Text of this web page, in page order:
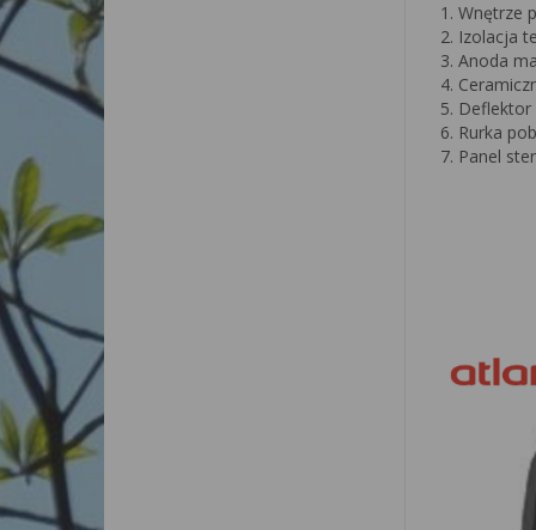
Wnętrze
Izolacja
Anoda
Rurka
Panel